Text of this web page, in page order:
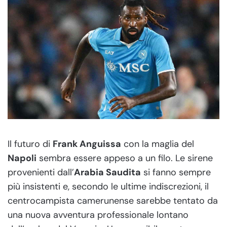
Il futuro di Frank Anguissa con la maglia del
Napoli sembra essere appeso a un filo. Le sirene
provenienti dall’Arabia Saudita si fanno sempre
più insistenti e, secondo le ultime indiscrezioni, il
centrocampista camerunense sarebbe tentato da
una nuova avventura professionale lontano